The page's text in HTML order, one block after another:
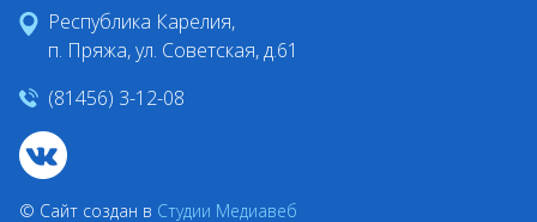
Республика Карелия,
п. Пряжа, ул. Советская, д.61
(81456) 3-12-08
© Сайт создан в Студии Медиавеб